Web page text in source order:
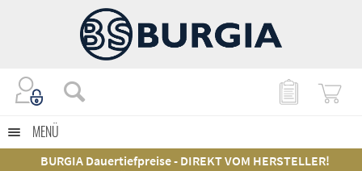
MENÜ
BURGIA Dauertiefpreise - DIREKT VOM HERSTELLER!